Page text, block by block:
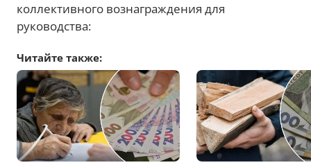
коллективного вознаграждения для
руководства:
Читайте также: